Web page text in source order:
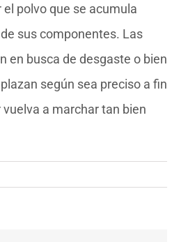
polvo que se acumula
sus componentes. Las
en busca de desgaste o bien
según sea preciso a fin
a marchar tan bien